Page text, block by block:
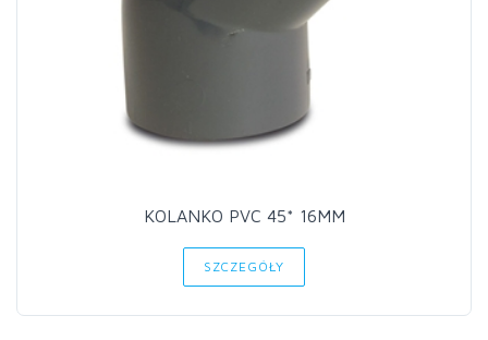
KOLANKO PVC 45* 16MM
SZCZEGÓŁY